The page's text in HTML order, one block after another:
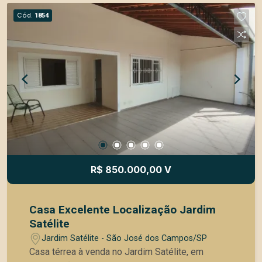
- 2 dormitórios grandes - Possibilidade de fazer
o 3º dormitório com porta de correr - Sala de
estar espaçosa - Cozinha, sala e quarto com
armários planejados - Piso em porcelanato -
Banheiro com box blindex - Área de serviço nos
fundos - Casa bem distribuída e arejada
Localização excelente na Zona Sul Próximo à
Faculdade Anhanguera, supermercados, postos
de gasolina, farmácias e com fácil acesso às
principais vias da região. Ideal para quem busca
praticidade e mobilidade no dia a dia. Entre em
contato para mais informações e agende sua
Cód. 1854
R$ 850.000,00 V
Casa Excelente Localização Jardim
Satélite
Jardim Satélite - São José dos Campos/SP
Casa térrea à venda no Jardim Satélite, em